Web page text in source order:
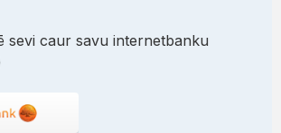
sevi caur savu internetbanku